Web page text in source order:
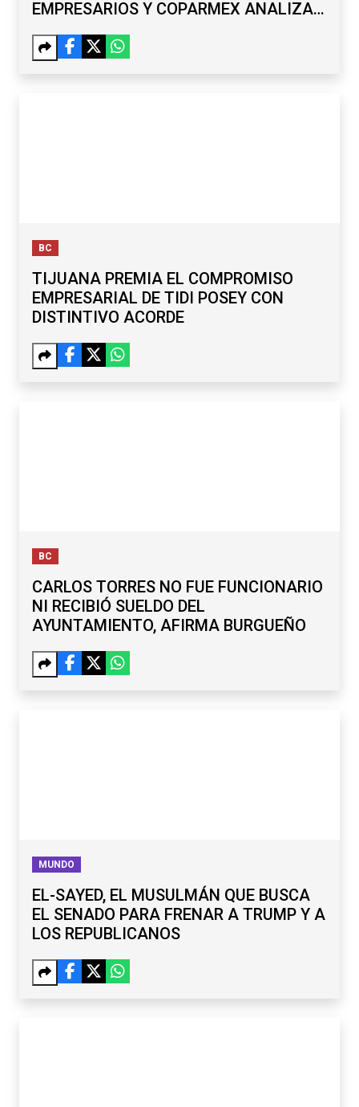
EMPRESARIOS Y COPARMEX ANALIZAN
BC
TIJUANA PREMIA EL COMPROMISO
EMPRESARIAL DE TIDI POSEY CON
DISTINTIVO ACORDE
BC
CARLOS TORRES NO FUE FUNCIONARIO
NI RECIBIÓ SUELDO DEL
AYUNTAMIENTO, AFIRMA BURGUEÑO
MUNDO
EL-SAYED, EL MUSULMÁN QUE BUSCA
EL SENADO PARA FRENAR A TRUMP Y A
LOS REPUBLICANOS